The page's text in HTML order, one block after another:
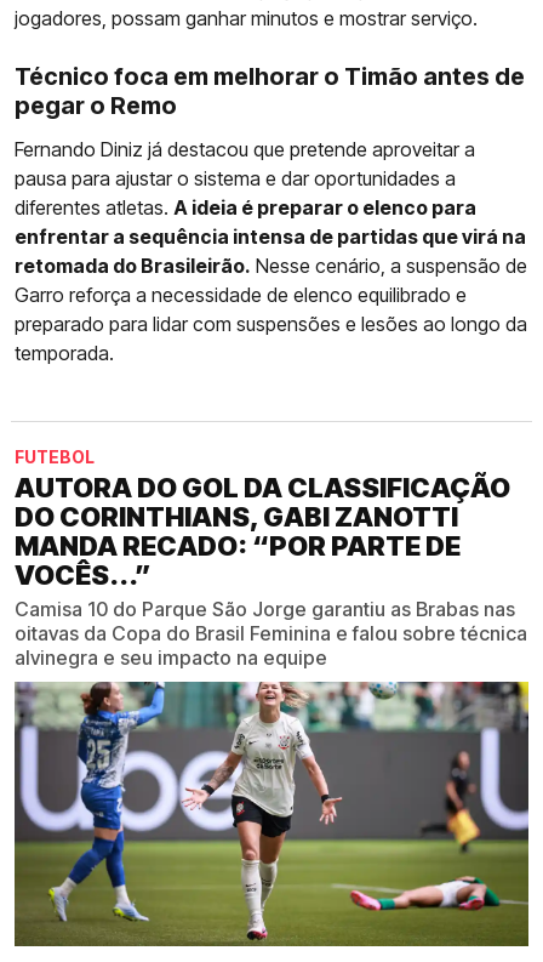
jogadores, possam ganhar minutos e mostrar serviço.
Técnico foca em melhorar o Timão antes de
pegar o Remo
Fernando Diniz já destacou que pretende aproveitar a
pausa para ajustar o sistema e dar oportunidades a
diferentes atletas. A ideia é preparar o elenco para
enfrentar a sequência intensa de partidas que virá na
retomada do Brasileirão. Nesse cenário, a suspensão de
Garro reforça a necessidade de elenco equilibrado e
preparado para lidar com suspensões e lesões ao longo da
temporada.
FUTEBOL
AUTORA DO GOL DA CLASSIFICAÇÃO
DO CORINTHIANS, GABI ZANOTTI
MANDA RECADO: “POR PARTE DE
VOCÊS...”
Camisa 10 do Parque São Jorge garantiu as Brabas nas
oitavas da Copa do Brasil Feminina e falou sobre técnica
alvinegra e seu impacto na equipe